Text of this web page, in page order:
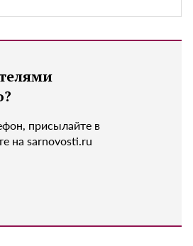
присылайте в
на sarnovosti.ru